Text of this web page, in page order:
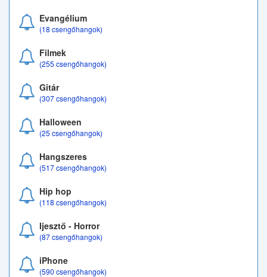
Evangélium
(18 csengőhangok)
Filmek
(255 csengőhangok)
Gitár
(307 csengőhangok)
Halloween
(25 csengőhangok)
Hangszeres
(517 csengőhangok)
Hip hop
(118 csengőhangok)
Ijesztő - Horror
(87 csengőhangok)
iPhone
(590 csengőhangok)